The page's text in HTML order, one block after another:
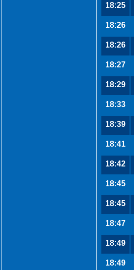
18:25
18:26
18:26
18:27
18:29
18:33
18:39
18:41
18:42
18:45
18:45
18:47
18:49
18:49